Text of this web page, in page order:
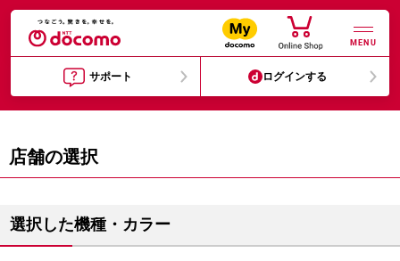
MENU
サポート ログインする
店舗の選択
選択した機種・カラー